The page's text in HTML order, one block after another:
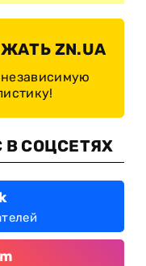
ZN.UA
В СОЦСЕТЯХ